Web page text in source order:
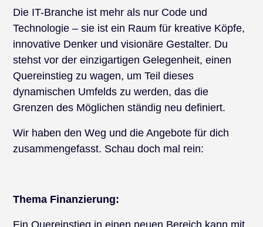
Die IT-Branche ist mehr als nur Code und
Technologie – sie ist ein Raum für kreative Köpfe,
innovative Denker und visionäre Gestalter. Du
stehst vor der einzigartigen Gelegenheit, einen
Quereinstieg zu wagen, um Teil dieses
dynamischen Umfelds zu werden, das die
Grenzen des Möglichen ständig neu definiert.
Wir haben den Weg und die Angebote für dich
zusammengefasst. Schau doch mal rein:
Thema Finanzierung: